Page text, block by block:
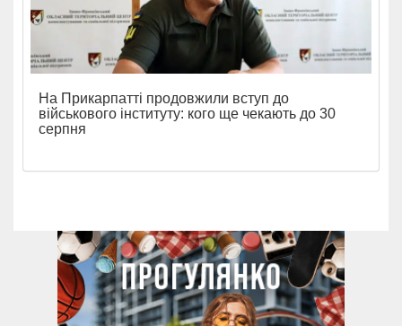
На Прикарпатті продовжили вступ до
військового інституту: кого ще чекають до 30
серпня